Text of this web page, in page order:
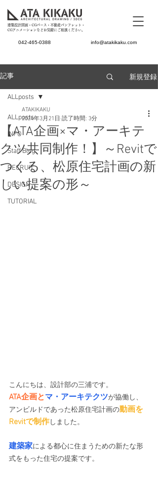
建築設計図面・CGパース・不動産パンフレット・
CGアニメーションなどお気軽にご相談ください。
042-465-0388 info@atakikaku.com
記事 新規登録
ALLposts
INFO
Staff Blog
RECRUIT
DESIGN
TUTORIAL
ALLposts
【ATA企画×マ・アーキテ
クツ共同制作！】～Revitで
つくる、松原住宅計画の新
しい提案の形～
ATAKIKAKU
2024年3月21日 読了時間: 3分
こんにちは、設計部の三浦です。
ATA企画とマ・アーキテクツが協働し、
アンビルドであった松原住宅計画の動画を
Revitで制作しました。
建築家による都心に住まうための新たな形
式をもった住宅の提案です。